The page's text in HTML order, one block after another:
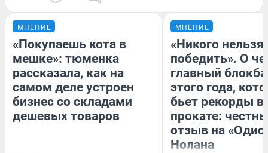
МНЕНИЕ
«Покупаешь кота в
мешке»: тюменка
рассказала, как на
самом деле устроен
бизнес со складами
дешевых товаров
МНЕНИЕ
«Никого нельзя
победить». О
главный
этого года,
бьет рекорды в
прокате:
отзыв на
Нолана